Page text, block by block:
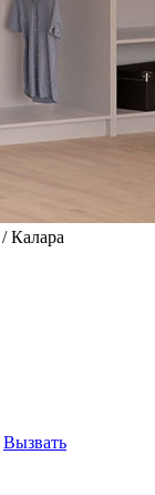
/ Калара
Вызвать